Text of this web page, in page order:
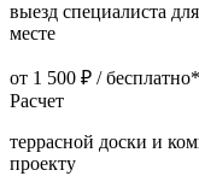
выезд специалиста
месте
от 1 500 ₽ / бесплатно*
Расчет
террасной доски и
проекту